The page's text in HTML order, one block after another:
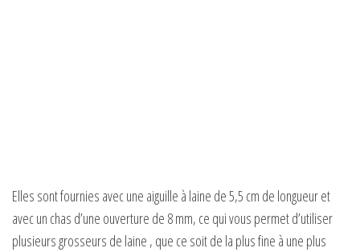
Elles sont fournies avec une aiguille à laine de 5,5 cm de longueur et
avec un chas d’une ouverture de 8 mm, ce qui vous permet d’utiliser
plusieurs grosseurs de laine , que ce soit de la plus fine à une plus